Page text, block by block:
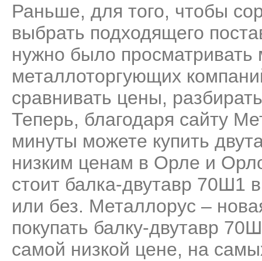
Раньше, для того, чтобы
выбрать подходящего
нужно было
металлоторгующих
сравнивать цены,
Теперь, благодаря сайту
минуты можете купить
низким ценам в Орле и
стоит балка-двутавр 70Ш1
или без. Металлорус –
покупать балку-двутавр
самой низкой цене, на